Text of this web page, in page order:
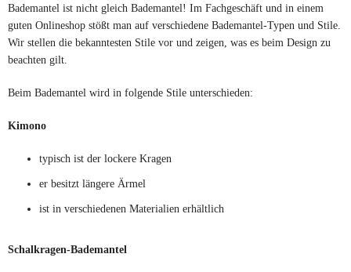
Bademantel ist nicht gleich Bademantel! Im Fachgeschäft und in einem
guten Onlineshop stößt man auf verschiedene Bademantel-Typen und Stile.
Wir stellen die bekanntesten Stile vor und zeigen, was es beim Design zu
beachten gilt.
Beim Bademantel wird in folgende Stile unterschieden:
Kimono
typisch ist der lockere Kragen
er besitzt längere Ärmel
ist in verschiedenen Materialien erhältlich
Schalkragen-Bademantel